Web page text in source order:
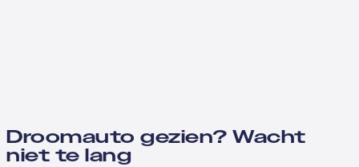
Droomauto gezien? Wacht
niet te lang